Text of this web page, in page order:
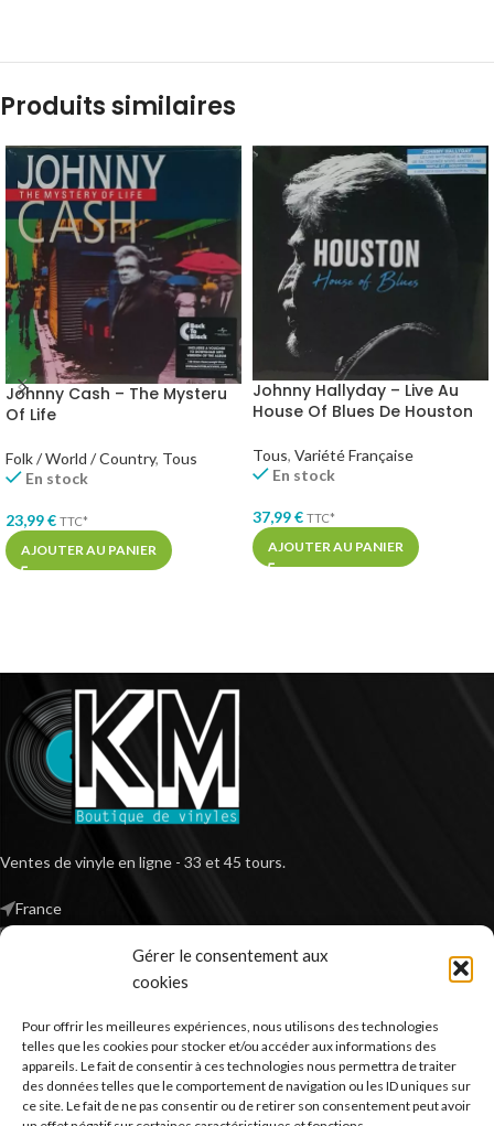
Gérer le consentement aux
cookies
Pour offrir les meilleures expériences, nous utilisons des technologies
telles que les cookies pour stocker et/ou accéder aux informations des
appareils. Le fait de consentir à ces technologies nous permettra de traiter
des données telles que le comportement de navigation ou les ID uniques sur
ce site. Le fait de ne pas consentir ou de retirer son consentement peut avoir
Produits similaires
Johnny Cash – The Mysteru
Of Life
Folk / World / Country, Tous
En stock
23,99€ TTC*
AJOUTER AU PANIER
Johnny Hallyday – Live Au
House Of Blues De Houston
Tous, Variété Française
En stock
37,99€ TTC*
AJOUTER AU PANIER
Ventes de vinyle en ligne - 33 et 45 tours.
France
*TVA non applicable – article 293 B du CGI